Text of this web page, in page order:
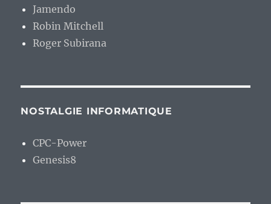
Jamendo
Robin Mitchell
Roger Subirana
NOSTALGIE INFORMATIQUE
CPC-Power
Genesis8